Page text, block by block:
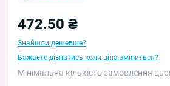
472.50 ₴
Знайшли дешевше?
Бажаєте дізнатись коли ціна зміниться?
Мінімальна кількість замовлення